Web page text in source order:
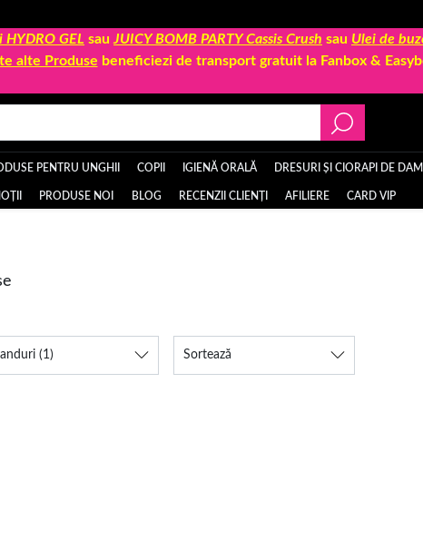
GEL sau JUICY BOMB PARTY Cassis Crush sau Ulei de
alte Produse beneficiezi de transport gratuit la Fanbox &
PENTRU UNGHII COPII IGIENĂ ORALĂ DRESURI ȘI CIORAPI DE
PRODUSE NOI BLOG RECENZII CLIENȚI AFILIERE CARD VIP
(1) Sortează